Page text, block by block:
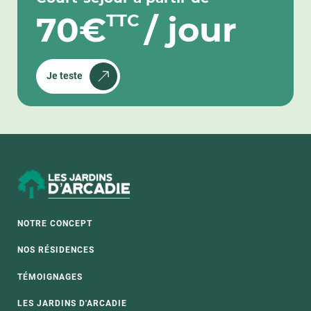
21 - DIJON
22 - PERROS-GUIREC
22 - PLÉNEUF-VAL-ANDRÉ
22 - SAINT-BRIEUC
27 - VERNON
29 - BREST LAMBÉZELLEC
30 - LE GRAU-DU-ROI
70€TTC / jour
Je teste
NOTRE CONCEPT
NOS RÉSIDENCES
TÉMOIGNAGES
LES JARDINS D'ARCADIE